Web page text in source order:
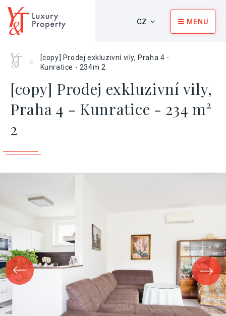
CZ MENU
Home
>
[copy] Prodej exkluzivní vily, Praha 4 -
Kunratice - 234m 2
[copy] Prodej exkluzivní vily,
Praha 4 - Kunratice - 234 m²
2